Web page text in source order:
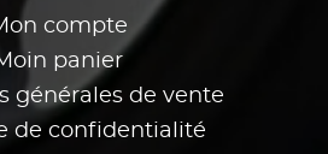
compte
panier
générales de vente
de confidentialité